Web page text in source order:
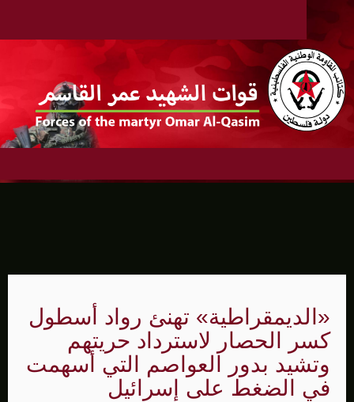
«الديمقراطية» تهنئ رواد أسطول
كسر الحصار لاسترداد حريتهم
وتشيد بدور العواصم التي أسهمت
في الضغط على إسرائيل